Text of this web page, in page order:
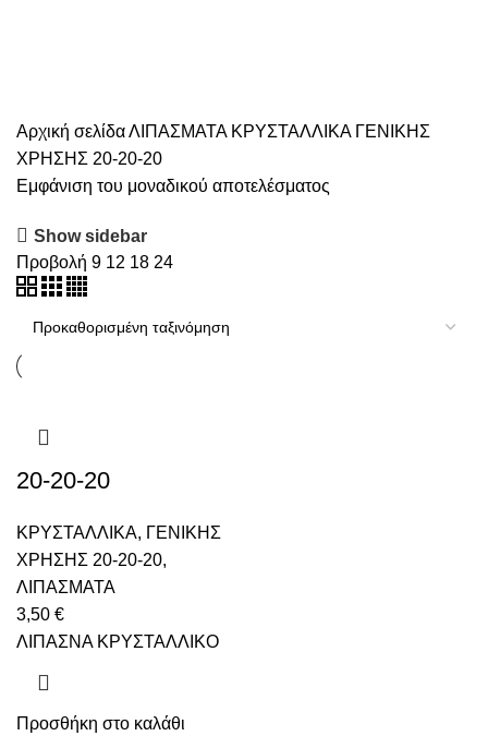
Αρχική σελίδαΛΙΠΑΣΜΑΤΑ ΚΡΥΣΤΑΛΛΙΚΑ ΓΕΝΙΚΗΣ
ΧΡΗΣΗΣ 20-20-20
Εμφάνιση του μοναδικού αποτελέσματος
Show sidebar
Προβολή 9 12 18 24
20-20-20
ΚΡΥΣΤΑΛΛΙΚΑ, ΓΕΝΙΚΗΣ
ΧΡΗΣΗΣ 20-20-20,
ΛΙΠΑΣΜΑΤΑ
3,50 €
ΛΙΠΑΣΝΑ ΚΡΥΣΤΑΛΛΙΚΟ
Προσθήκη στο καλάθι